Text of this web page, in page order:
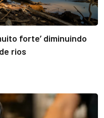
forte’ diminuindo
rios